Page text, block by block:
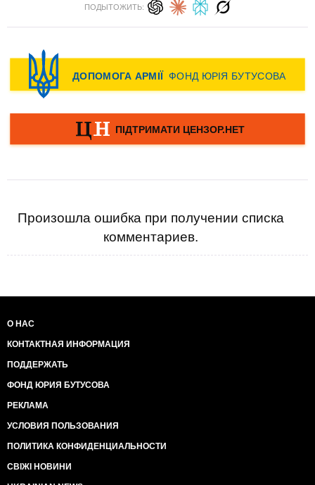
ПОДЫТОЖИТЬ:
Произошла ошибка при получении списка
комментариев.
О НАС
КОНТАКТНАЯ ИНФОРМАЦИЯ
ПОДДЕРЖАТЬ
ФОНД ЮРИЯ БУТУСОВА
РЕКЛАМА
УСЛОВИЯ ПОЛЬЗОВАНИЯ
ПОЛИТИКА КОНФИДЕНЦИАЛЬНОСТИ
СВІЖІ НОВИНИ